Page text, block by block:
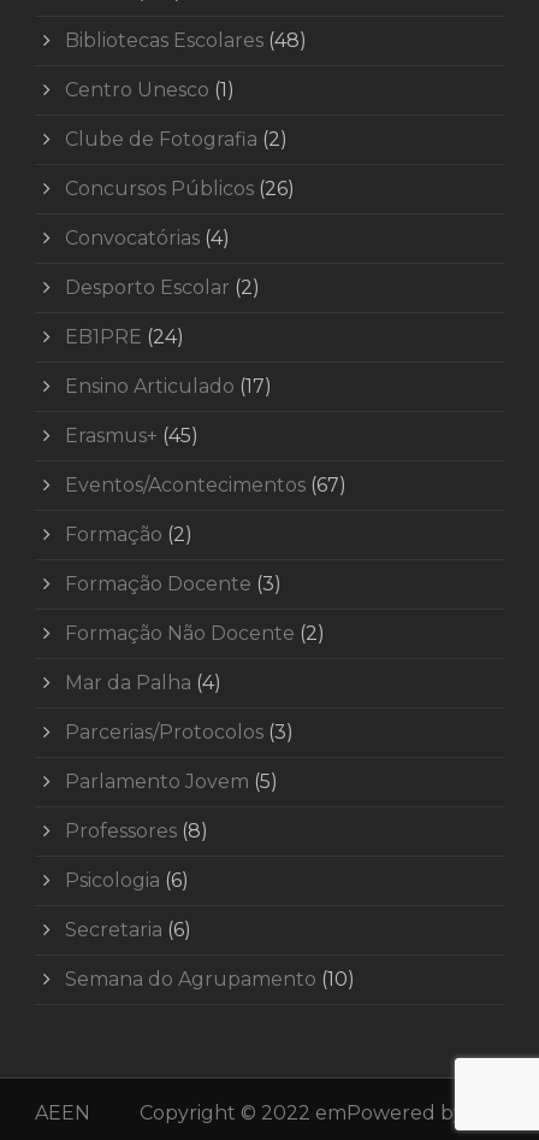
Bibliotecas Escolares (48)
Centro Unesco (1)
Clube de Fotografia (2)
Concursos Públicos (26)
Convocatórias (4)
Desporto Escolar (2)
EB1PRE (24)
Ensino Articulado (17)
Erasmus+ (45)
Eventos/Acontecimentos (67)
Formação (2)
Formação Docente (3)
Formação Não Docente (2)
Mar da Palha (4)
Parcerias/Protocolos (3)
Parlamento Jovem (5)
Professores (8)
Psicologia (6)
Secretaria (6)
Semana do Agrupamento (10)
AEEN Copyright © 2022 emPowered by